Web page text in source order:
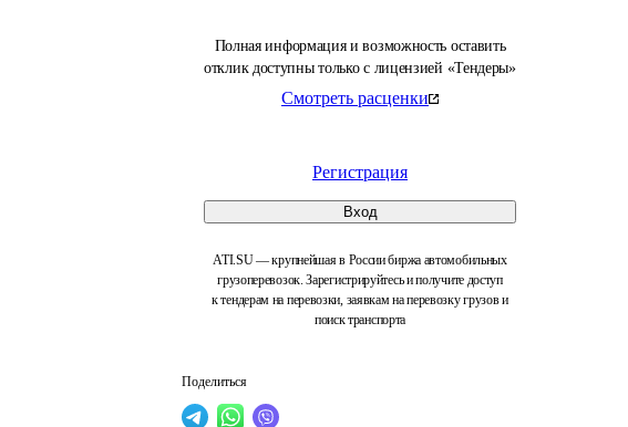
Полная информация и возможность оставить
отклик доступны только с лицензией «Тендеры»
Смотреть расценки
Регистрация
Вход
ATI.SU — крупнейшая в России биржа автомобильных
грузоперевозок. Зарегистрируйтесь и получите доступ
к тендерам на перевозки, заявкам на перевозку грузов и
поиск транспорта
Поделиться